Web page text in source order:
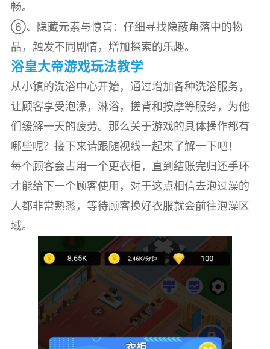
畅。
⑥、隐藏元素与惊喜：仔细寻找隐蔽角落中的物
品，触发不同剧情，增加探索的乐趣。
浴皇大帝游戏玩法教学
从小镇的洗浴中心开始，通过增加各种洗浴服务，
让顾客享受泡澡，淋浴，搓背和按摩等服务，为他
们缓解一天的疲劳。那么关于游戏的具体操作都有
哪些呢？接下来请跟随视线一起来了解一下吧！
每个顾客会占用一个更衣柜，直到结账完归还手环
才能给下一个顾客使用，对于这点相信去泡过澡的
人都非常熟悉，等待顾客换好衣服就会前往泡澡区
域。